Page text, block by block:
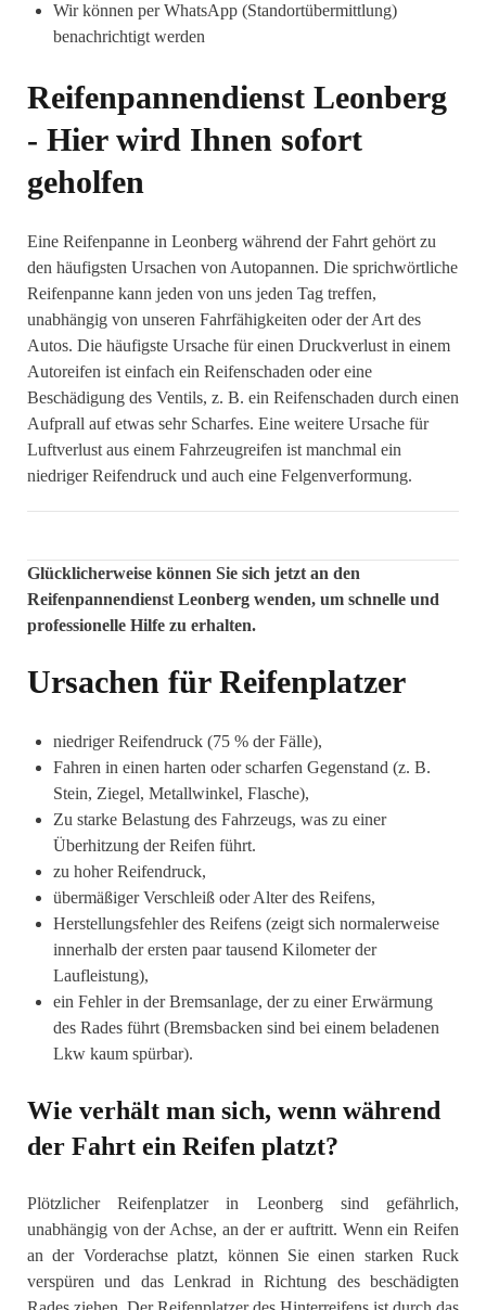
Wir können per WhatsApp (Standortübermittlung)
benachrichtigt werden
Reifenpannendienst Leonberg
- Hier wird Ihnen sofort
geholfen
Eine Reifenpanne in Leonberg während der Fahrt gehört zu
den häufigsten Ursachen von Autopannen. Die sprichwörtliche
Reifenpanne kann jeden von uns jeden Tag treffen,
unabhängig von unseren Fahrfähigkeiten oder der Art des
Autos. Die häufigste Ursache für einen Druckverlust in einem
Autoreifen ist einfach ein Reifenschaden oder eine
Beschädigung des Ventils, z. B. ein Reifenschaden durch einen
Aufprall auf etwas sehr Scharfes. Eine weitere Ursache für
Luftverlust aus einem Fahrzeugreifen ist manchmal ein
niedriger Reifendruck und auch eine Felgenverformung.
Glücklicherweise können Sie sich jetzt an den
Reifenpannendienst Leonberg wenden, um schnelle und
professionelle Hilfe zu erhalten.
Ursachen für Reifenplatzer
niedriger Reifendruck (75 % der Fälle),
Fahren in einen harten oder scharfen Gegenstand (z. B.
Stein, Ziegel, Metallwinkel, Flasche),
Zu starke Belastung des Fahrzeugs, was zu einer
Überhitzung der Reifen führt.
zu hoher Reifendruck,
übermäßiger Verschleiß oder Alter des Reifens, ⁣
Herstellungsfehler des Reifens (zeigt sich normalerweise
innerhalb der ersten paar tausend Kilometer der
Laufleistung),
ein Fehler in der Bremsanlage, der zu einer Erwärmung
des Rades führt (Bremsbacken sind bei einem beladenen
Lkw kaum spürbar).
Wie verhält man sich, wenn während
der Fahrt ein Reifen platzt?
Plötzlicher Reifenplatzer in Leonberg sind gefährlich,
unabhängig von der Achse, an der er auftritt. Wenn ein Reifen
an der Vorderachse platzt, können Sie einen starken Ruck
verspüren und das Lenkrad in Richtung des beschädigten